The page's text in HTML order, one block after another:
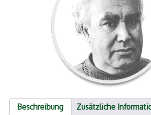
Beschreibung Zusätzliche